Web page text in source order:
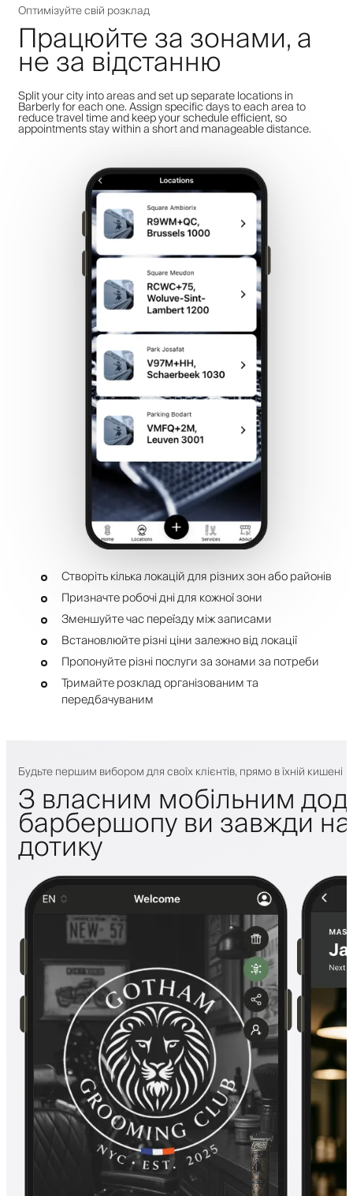
Оптимізуйте свій розклад
Працюйте за зонами, а
не за відстанню
Split your city into areas and set up separate locations in
Barberly for each one. Assign specific days to each area to
reduce travel time and keep your schedule efficient, so
appointments stay within a short and manageable distance.
Створіть кілька локацій для різних зон або районів
Призначте робочі дні для кожної зони
Зменшуйте час переїзду між записами
Встановлюйте різні ціни залежно від локації
Пропонуйте різні послуги за зонами за потреби
Тримайте розклад організованим та
передбачуваним
Будьте першим вибором для своїх клієнтів, прямо в їхній кишені
З власним мобільним
барбершопу ви завжди на
дотику